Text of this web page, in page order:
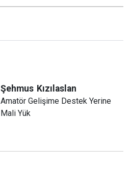
Şehmus Kızılaslan
Amatör Gelişime Destek Yerine
Mali Yük